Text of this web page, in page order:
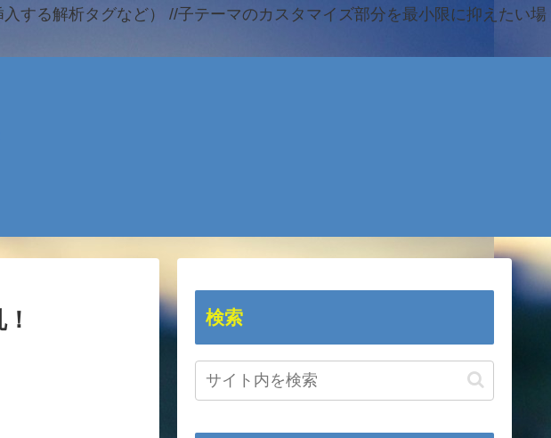
する解析タグなど） //子テーマのカスタマイズ部分を最小限に抑えたい場
検索